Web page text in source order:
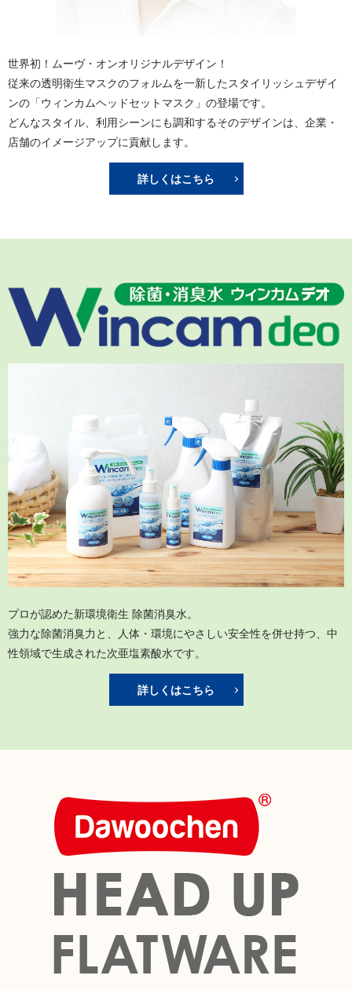
世界初！ムーヴ・オンオリジナルデザイン！
従来の透明衛生マスクのフォルムを一新したスタイリッシュデザイ
ンの「ウィンカムヘッドセットマスク」の登場です。
どんなスタイル、利用シーンにも調和するそのデザインは、企業・
店舗のイメージアップに貢献します。
詳しくはこちら
プロが認めた新環境衛生 除菌消臭水。
強力な除菌消臭力と、人体・環境にやさしい安全性を併せ持つ、中
性領域で生成された次亜塩素酸水です。
詳しくはこちら